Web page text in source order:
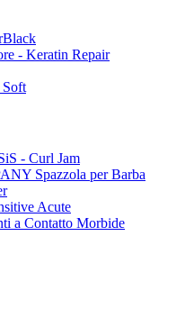
- Keratin Repair
- Curl Jam
Spazzola per Barba
Acute
a Contatto Morbide